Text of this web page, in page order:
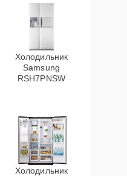
Холодильник
Samsung
RSH7PNSW
Холодильник